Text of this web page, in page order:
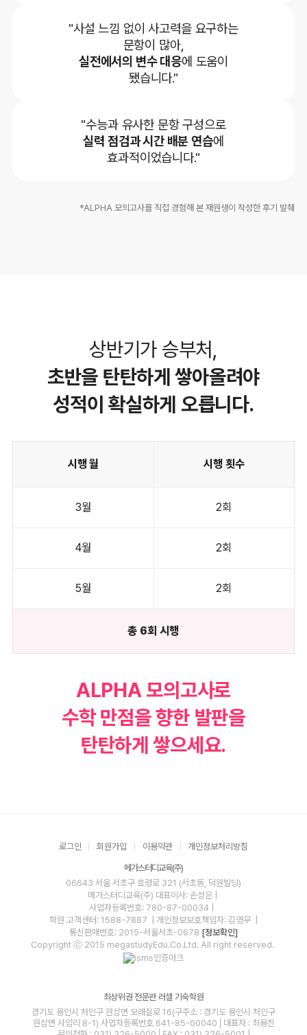
"사설 느낌 없이 사고력을 요구하는
문항이 많아,
실전에서의 변수 대응에 도움이
됐습니다."
"수능과 유사한 문항 구성으로
실력 점검과 시간 배분 연습에
효과적이었습니다."
*ALPHA 모의고사를 직접 경험해 본 재원생이 작성한 후기 발췌
상반기가 승부처,
초반을 탄탄하게 쌓아올려야
성적이 확실하게 오릅니다.
시행 월 시행 횟수
3월 2회
4월 2회
5월 2회
총 6회 시행
ALPHA 모의고사로
수학 만점을 향한 발판을
탄탄하게 쌓으세요.
로그인 회원가입 이용약관 개인정보처리방침
메가스터디교육(주)
06643 서울 서초구 효령로 321 (서초동, 덕원빌딩)
메가스터디교육(주) 대표이사: 손성은 |
사업자등록번호: 780-87-00034
학원 고객센터: 1588-7887
| 개인정보보호책임자: 김영무
통신판매번호: 2015-서울서초-0678 [정보확인]
Copyright ⓒ 2015 megastudyEdu.Co.Ltd. All right reserved.
최상위권 전문관 러셀 기숙학원
경기도 용인시 처인구 원삼면 모래실로 16(구주소 : 경기도 용인시 처인구
원삼면 사암리 8-1) 사업자등록번호 641-85-00040│대표자 : 최용진